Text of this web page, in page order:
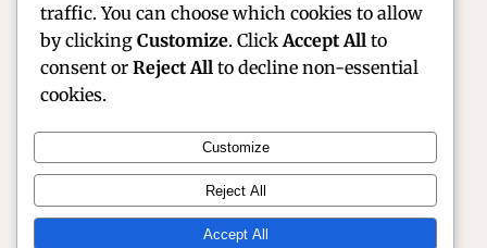
Official Site of Christian Montanari | Racer &
Motorsport Profile
traffic. You can choose which cookies to allow
by clicking Customize. Click Accept All to
consent or Reject All to decline non-essential
cookies.
Customize
Reject All
Accept All